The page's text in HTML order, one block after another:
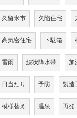
久留米市 欠陥住宅
高気密住宅 下駄箱
雷雨 線状降水帯 加
日当たり 予防 製造
模様替え 温泉 再発